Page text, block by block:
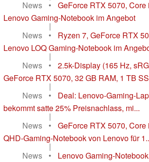
News
•
GeForce RTX 5070, Core
Lenovo Gaming-Notebook im Angebot
|
News
•
Ryzen 7, GeForce RTX
Lenovo LOQ Gaming-Notebook im
|
News
•
2.5k-Display (165 Hz,
GeForce RTX 5070, 32 GB RAM, 1 TB
|
News
•
Deal: Lenovo-Gaming-
bekommt satte 25% Preisnachlass, mi...
|
News
•
GeForce RTX 5070, Core
QHD-Gaming-Notebook von Lenovo für
|
News
•
Lenovo Gaming-